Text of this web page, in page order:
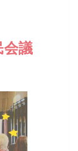
会議